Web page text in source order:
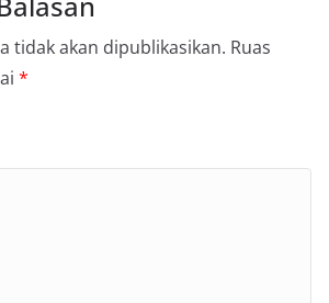
tidak akan dipublikasikan. Ruas
*